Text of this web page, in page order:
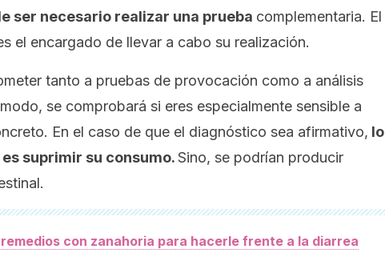
ser necesario realizar una prueba complementaria. El
el encargado de llevar a cabo su realización.
tanto a pruebas de provocación como a análisis
se comprobará si eres especialmente sensible a
En el caso de que el diagnóstico sea afirmativo, lo
suprimir su consumo.Sino, se podrían producir
con zanahoria para hacerle frente a la diarrea